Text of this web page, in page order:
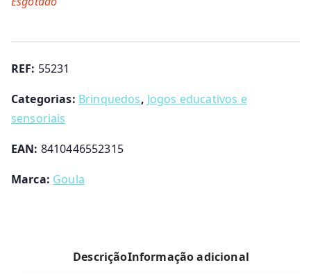
REF: 55231
Categorias: Brinquedos, Jogos educativos e
sensoriais
EAN: 8410446552315
Marca: Goula
DescriçãoInformação adicional